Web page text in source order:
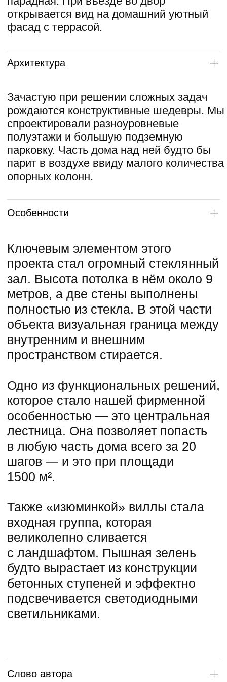
зал. Высота потолка в нём около 9
метров, а две стены выполнены
полностью из стекла. В этой части
объекта визуальная граница между
внутренним и внешним
пространством стирается.
которое стало нашей фирменной
особенностью — это центральная
лестница. Она позволяет попасть
в любую часть дома всего за 20
шагов — и это при площади
1500 м².
Также «изюминкой» виллы стала
входная группа, которая
с ландшафтом. Пышная зелень
будто вырастает из конструкции
светильниками.
Подробнее
Клиенты знали, каким хотели видеть
будущий дом, но не ставили жестких
рамок. Поэтому работать над
проектом было одновременно сложно
и интересно. Именно в такой
атмосфере рождаются неповторимые
научным подходом.
1 этаж 2 этаж 3 этаж
1 этаж 2 этаж 3 этаж